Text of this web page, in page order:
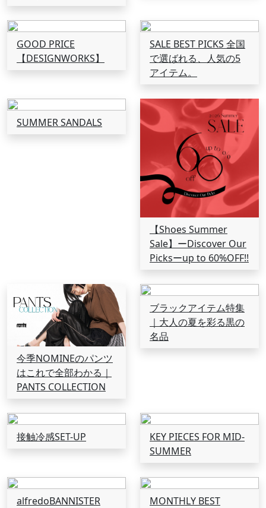
GOOD PRICE
【DESIGNWORKS】
SALE BEST PICKS 全国
で選ばれる、人気の5
アイテム。
SUMMER SANDALS
【Shoes Summer
Sale】ーDiscover Our
Picksーup to 60%OFF!!
今季NOMINEのパンツ
はこれで全部わかる｜
PANTS COLLECTION
ブラックアイテム特集
｜大人の夏を彩る黒の
名品
接触冷感SET-UP
KEY PIECES FOR MID-
SUMMER
alfredoBANNISTER
MONTHLY BEST